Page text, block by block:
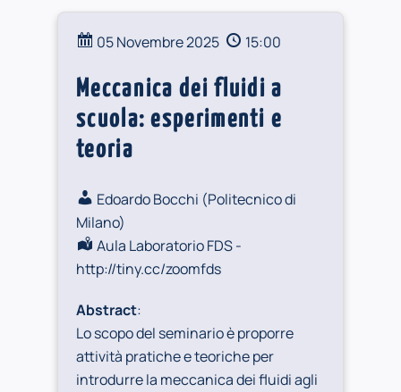
05 Novembre 2025 15:00
Meccanica dei fluidi a
scuola: esperimenti e
teoria
Edoardo Bocchi (Politecnico di
Milano)
Aula Laboratorio FDS -
http://tiny.cc/zoomfds
Abstract:
Lo scopo del seminario è proporre
attività pratiche e teoriche per
introdurre la meccanica dei fluidi agli